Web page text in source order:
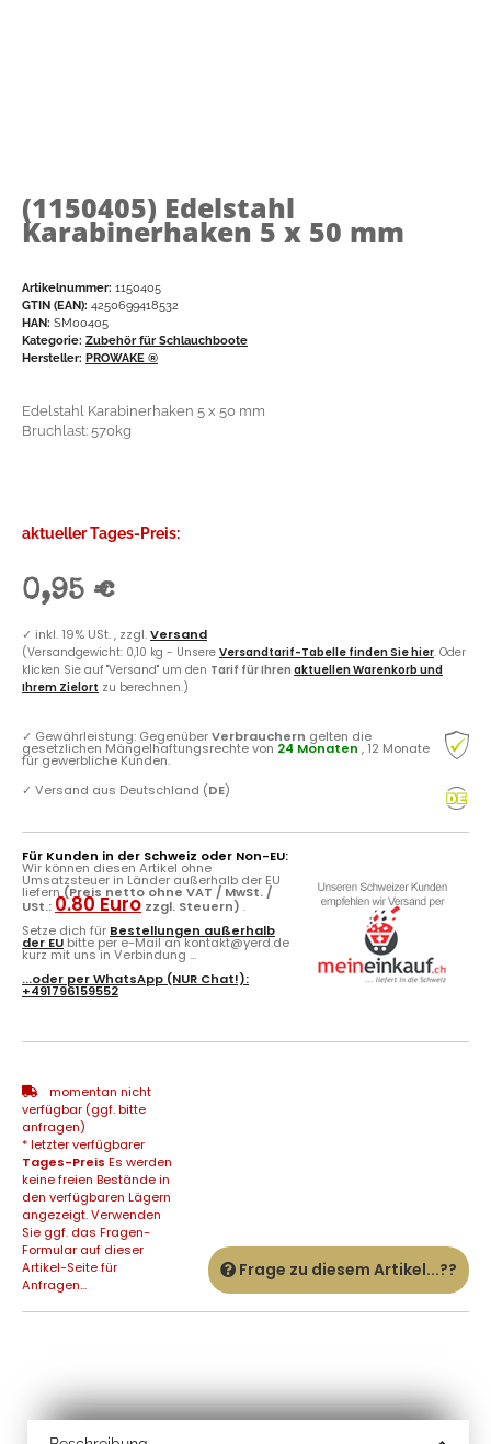
(1150405) Edelstahl
Karabinerhaken 5 x 50 mm
Artikelnummer: 1150405
GTIN (EAN): 4250699418532
HAN: SM00405
Kategorie: Zubehör für Schlauchboote
Hersteller: PROWAKE ®
Edelstahl Karabinerhaken 5 x 50 mm
Bruchlast: 570kg
aktueller Tages-Preis:
0,95 €
✓ inkl. 19% USt. , zzgl.Versand
(Versandgewicht: 0,10 kg - Unsere Versandtarif-Tabelle finden Sie hier. Oder
klicken Sie auf "Versand" um den Tarif für Ihren aktuellen Warenkorb und
Ihrem Zielort zu berechnen.)
✓ Gewährleistung: GegenüberVerbrauchern gelten die
gesetzlichen Mängelhaftungsrechte von 24 Monaten , 12 Monate
für gewerbliche Kunden.
✓ Versand aus Deutschland (DE)
Für Kunden in der Schweiz oder Non-EU:
Wir können diesen Artikel ohne
Umsatzsteuer in Länder außerhalb der EU
liefern(Preis netto ohne VAT / MwSt. /
USt.: 0.80 Euro zzgl. Steuern) .
Setze dich für Bestellungen außerhalb
der EU bitte per e-Mail an kontakt@yerd.de
kurz mit uns in Verbindung ...
...oder perWhatsApp (NUR Chat!):
+491796159552
momentan nicht
verfügbar (ggf. bitte
anfragen)
* letzter verfügbarer
Tages-Preis Es werden
keine freien Bestände in
den verfügbaren Lägern
angezeigt. Verwenden
Sie ggf. das Fragen-
Formular auf dieser
Artikel-Seite für
Anfragen...
Frage zu diesem Artikel...??